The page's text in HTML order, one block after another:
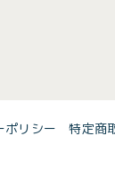
ポリシー 特定商